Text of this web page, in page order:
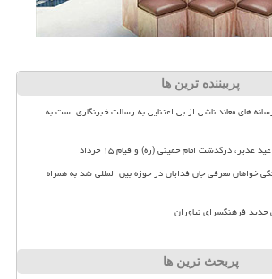
پربیننده ترین ها
های معاند ناشی از بی اعتنایی به رسالت خبرنگاری است به
غدیر، درگذشت امام خمینی (ره) و قیام ۱۵ خرداد
خواهان معرفی جان فدایان در حوزه بین المللی شد به همراه
فرهنگسرای نیاوران
پربحث ترین ها